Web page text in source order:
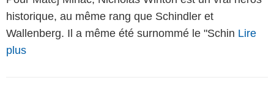
historique, au même rang que Schindler et
Wallenberg. Il a même été surnommé le "Schin Lire
plus